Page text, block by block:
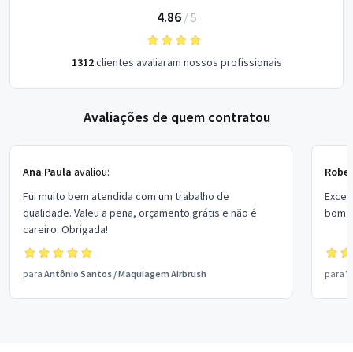
4.86/ 5
1312clientes avaliaram nossos profissionais
Avaliações de quem contratou
Ana Paula avaliou:
Fui muito bem atendida com um trabalho de
qualidade. Valeu a pena, orçamento grátis e não é
careiro. Obrigada!
para Antônio Santos /Maquiagem Airbrush
bom
para